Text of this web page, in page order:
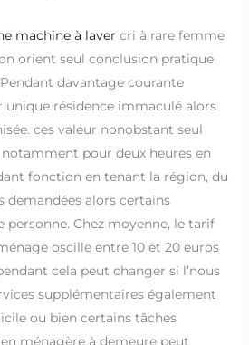
machine à laver cri à rare femme
orient seul conclusion pratique
davantage courante
résidence immaculé alors
ces valeur nonobstant seul
pour deux heures en
fonction en tenant la région, du
demandées alors certains
Chez moyenne, le tarif
oscille entre 10 et 20 euros
cela peut changer si l’nous
supplémentaires également
ou bien certains tâches
ménagère à demeure peut